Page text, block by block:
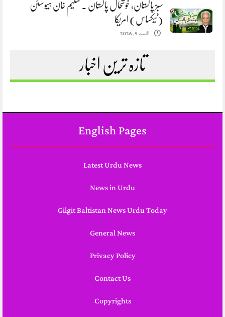
سبز پاکستان، خوشحال پاکستان . سلیم خان ہیوسٹن
(ٹیکساس) امریکا
اگست 5, 2026
تازہ ترین اخبار
English Pages
Latest Urdu News
News in Urdu
Gilgit Baltistan News Urdu Today
General News
Privacy Policy
Contact Us
Copyrights